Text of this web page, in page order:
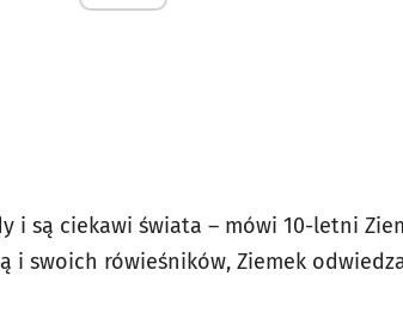
i są ciekawi świata – mówi 10-letni
i swoich rówieśników, Ziemek